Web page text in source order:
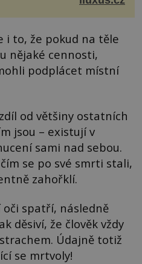
i to, že pokud na těle
nějaké cennosti,
podplácet místní
od většiny ostatních
jsou – existují v
sami nad sebou.
se po své smrti stali,
zahořklí.
spatří, následně
děsiví, že člověk vždy
Údajně totiž
se mrtvoly!